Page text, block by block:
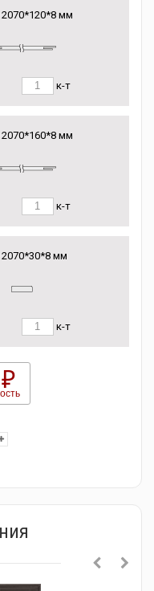
мм
к-т
мм
к-т
мм
к-т